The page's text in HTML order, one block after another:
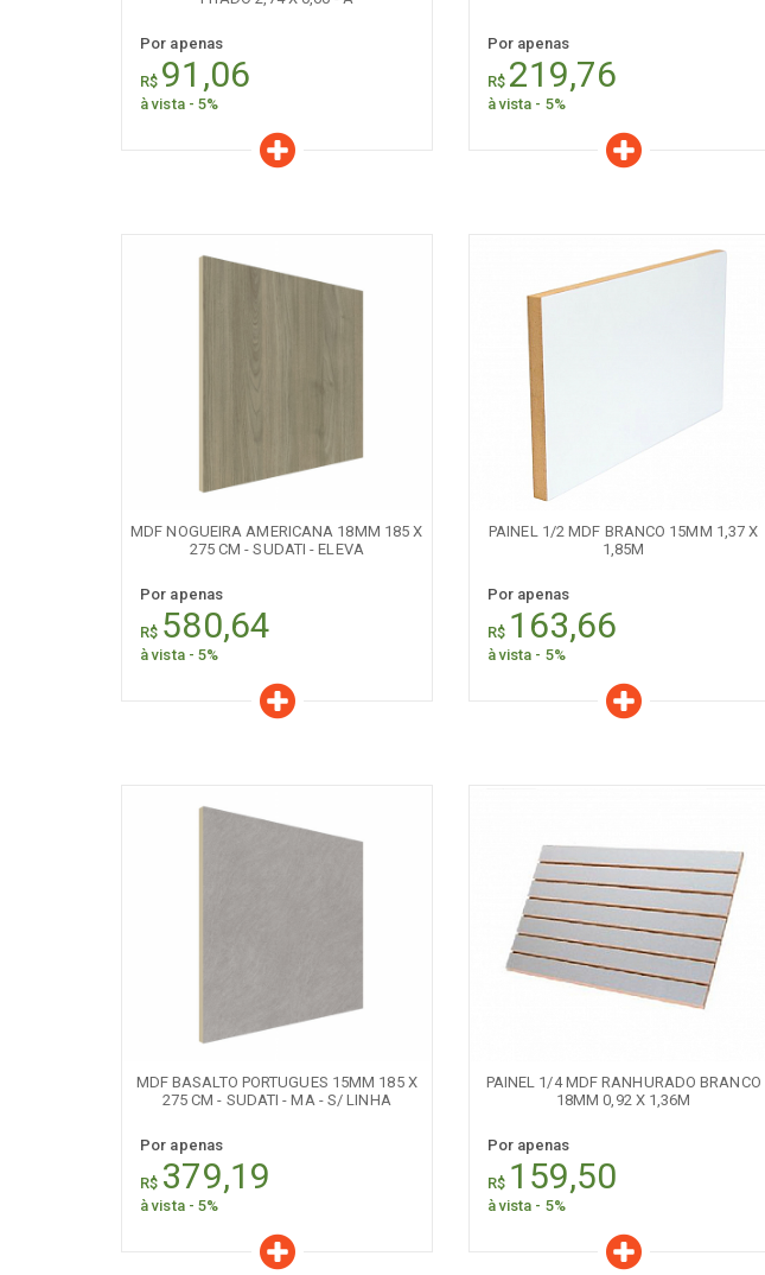
Por apenas
R$ 91,06
à vista - 5%
Por apenas
R$ 219,76
à vista - 5%
MDF NOGUEIRA AMERICANA 18MM 185 X
275 CM - SUDATI - ELEVA
Por apenas
R$ 580,64
à vista - 5%
PAINEL 1/2 MDF BRANCO 15MM 1,37 X
1,85M
Por apenas
R$ 163,66
à vista - 5%
Características
MDF BASALTO PORTUGUES 15MM 185 X
275 CM - SUDATI - MA - S/ LINHA
Por apenas
R$ 379,19
à vista - 5%
PAINEL 1/4 MDF RANHURADO BRANCO
18MM 0,92 X 1,36M
Por apenas
R$ 159,50
à vista - 5%
Características
Quantidade: